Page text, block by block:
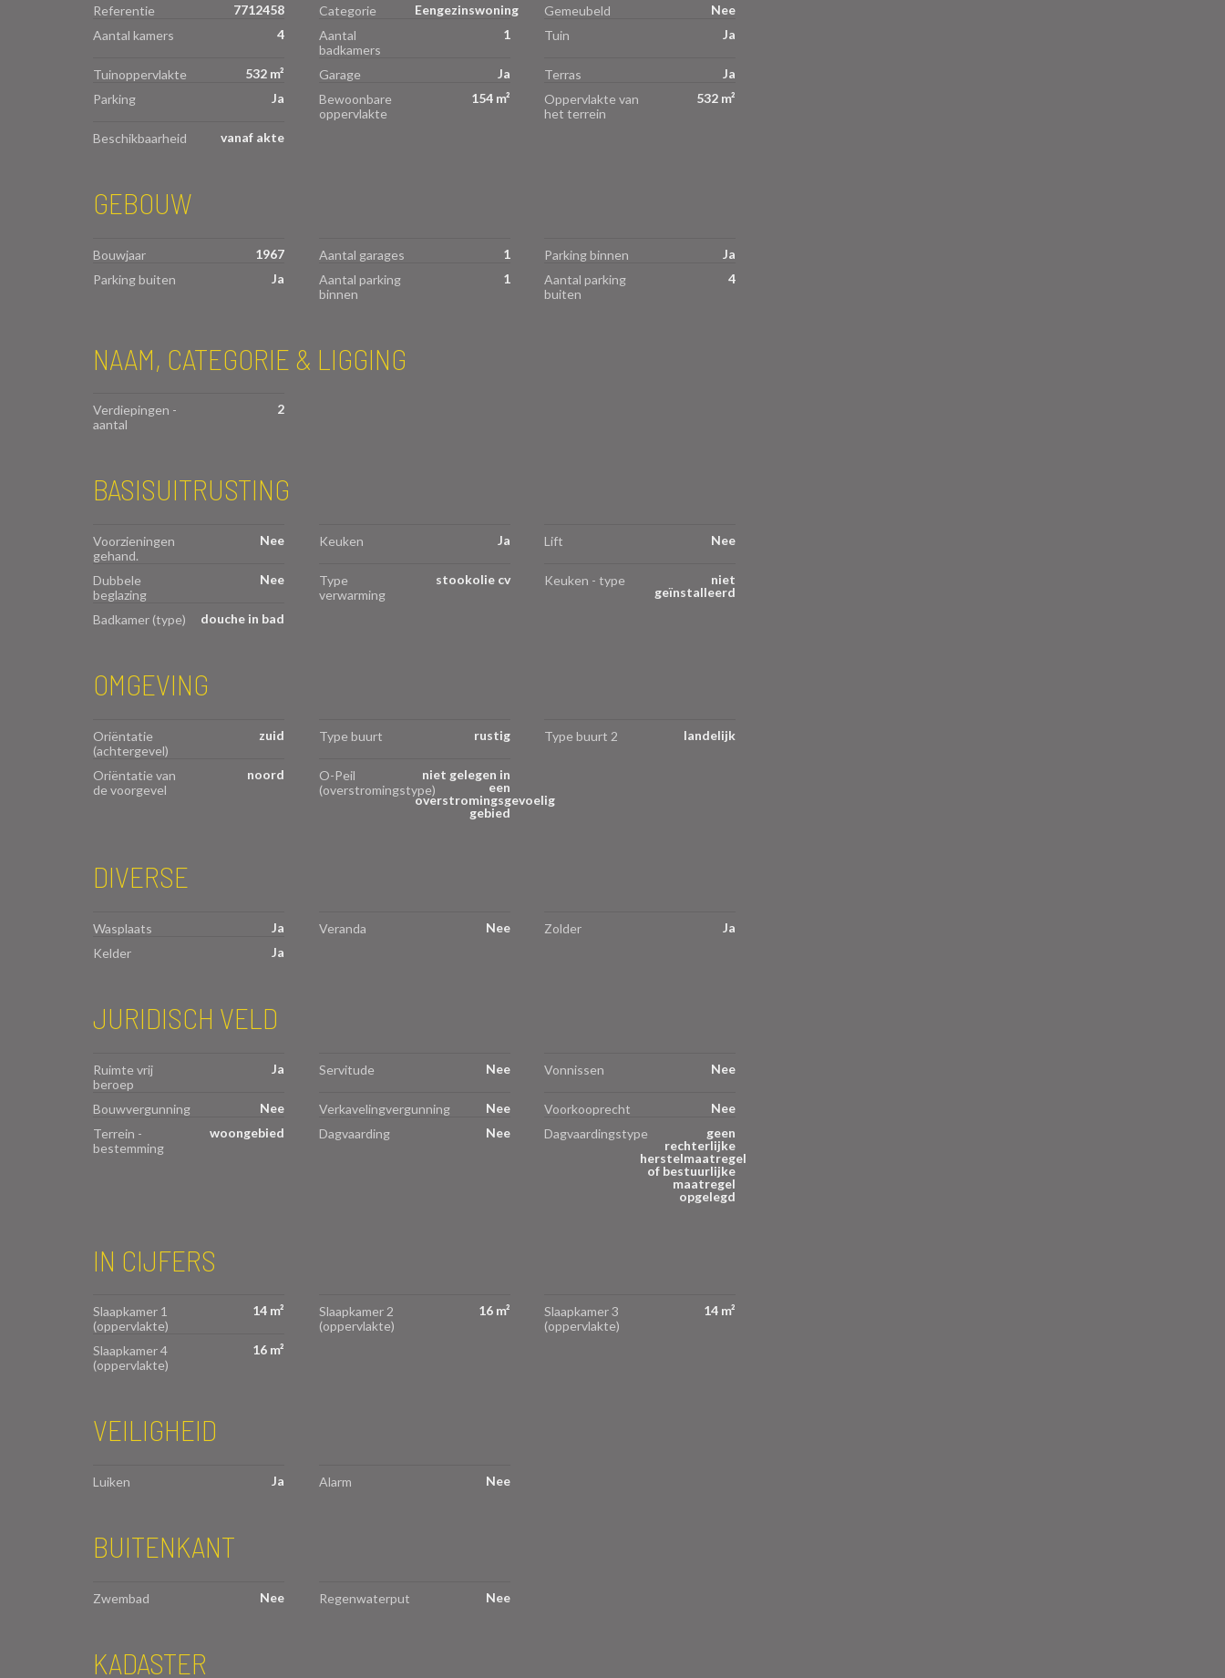
Referentie 7712458 Categorie Eengezinswoning Gemeubeld
Nee
Aantal kamers
4
Aantal
badkamers
1 Tuin Ja
Tuinoppervlakte 532 m² Garage Ja Terras
Ja
Parking
Ja
Bewoonbare
oppervlakte
154 m²
Oppervlakte van
het terrein
532 m²
Beschikbaarheid vanaf akte
GEBOUW
Bouwjaar 1967 Aantal garages 1 Parking binnen
Ja
Parking buiten
Ja
Aantal parking
binnen
1
Aantal parking
buiten
4
NAAM, CATEGORIE & LIGGING
Verdiepingen -
aantal
2
BASISUITRUSTING
Voorzieningen
gehand.
Nee Keuken Ja Lift Nee
Dubbele
beglazing
Nee
Type
verwarming
stookolie cv Keuken - type
niet
geïnstalleerd
Badkamer (type)
douche in bad
OMGEVING
Oriëntatie
(achtergevel)
zuid Type buurt rustig Type buurt 2 landelijk
Oriëntatie van
de voorgevel
noord
O-Peil
(overstromingstype)
niet gelegen in
een
overstromingsgevoelig
gebied
DIVERSE
Wasplaats Ja Veranda Nee Zolder
Ja
Kelder
Ja
JURIDISCH VELD
Ruimte vrij
beroep
Ja Servitude Nee Vonnissen Nee
Bouwvergunning Nee Verkavelingvergunning Nee Voorkooprecht
Nee
Terrein -
bestemming
woongebied Dagvaarding Nee Dagvaardingstype
geen
rechterlijke
herstelmaatregel
of bestuurlijke
maatregel
opgelegd
IN CIJFERS
Slaapkamer 1
(oppervlakte)
14 m²
Slaapkamer 2
(oppervlakte)
16 m²
Slaapkamer 3
(oppervlakte)
14 m²
Slaapkamer 4
(oppervlakte)
16 m²
VEILIGHEID
Luiken Ja Alarm Nee
BUITENKANT
Zwembad Nee Regenwaterput Nee
KADASTER